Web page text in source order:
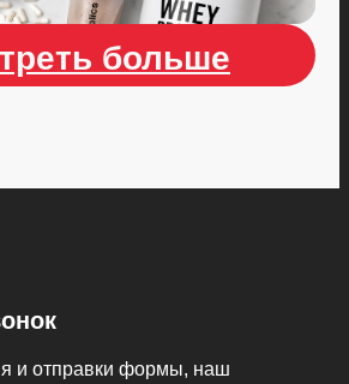
больше
и отправки формы, наш